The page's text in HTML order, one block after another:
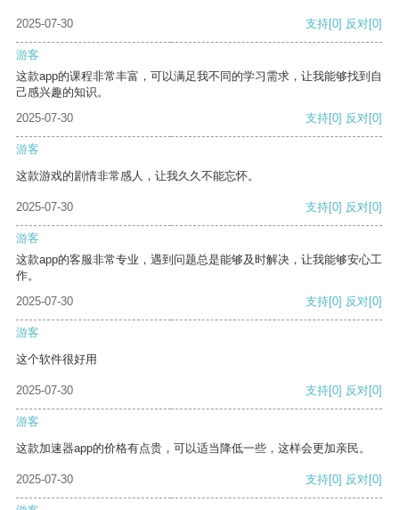
2025-07-30 支持[0] 反对[0]
游客
这款app的课程非常丰富，可以满足我不同的学习需求，让我能够找到自
己感兴趣的知识。
2025-07-30
支持[0] 反对[0]
游客
这款游戏的剧情非常感人，让我久久不能忘怀。
2025-07-30 支持[0] 反对[0]
游客
这款app的客服非常专业，遇到问题总是能够及时解决，让我能够安心工
作。
2025-07-30
支持[0] 反对[0]
游客
这个软件很好用
2025-07-30 支持[0] 反对[0]
游客
这款加速器app的价格有点贵，可以适当降低一些，这样会更加亲民。
2025-07-30 支持[0] 反对[0]